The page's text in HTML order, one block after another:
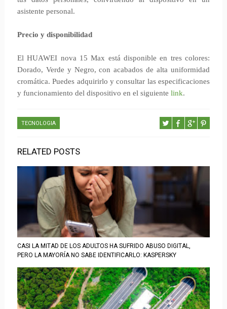
asistente personal.
Precio y disponibilidad
El HUAWEI nova 15 Max está disponible en tres colores:
Dorado, Verde y Negro, con acabados de alta uniformidad
cromática. Puedes adquirirlo y consultar las especificaciones
y funcionamiento del dispositivo en el siguiente link.
TECNOLOGIA
RELATED POSTS
CASI LA MITAD DE LOS ADULTOS HA SUFRIDO ABUSO DIGITAL,
PERO LA MAYORÍA NO SABE IDENTIFICARLO: KASPERSKY